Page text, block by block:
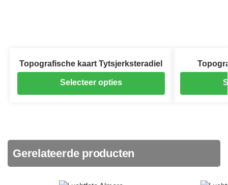
Topografische kaart Tytsjerksteradiel
Selecteer opties
Gerelateerde producten